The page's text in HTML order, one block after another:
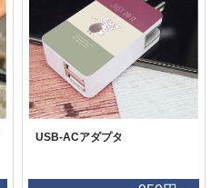
USB-ACアダプタ